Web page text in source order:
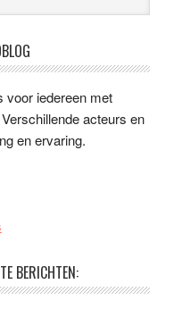
voor iedereen met
acteurs en
en ervaring.
BERICHTEN: